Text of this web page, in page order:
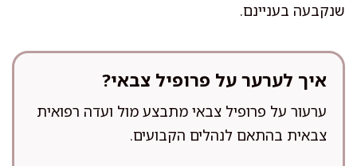
שנקבעה בעניינם.
איך לערער על פרופיל צבאי?
ערעור על פרופיל צבאי מתבצע מול ועדה רפואית
צבאית בהתאם לנהלים הקבועים.